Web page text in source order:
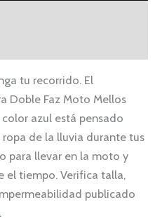
tu recorrido. El
Doble Faz Moto Mellos
azul está pensado
de la lluvia durante tus
para llevar en la moto y
el tiempo. Verifica talla,
publicado